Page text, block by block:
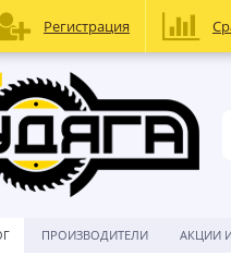
ПРОИЗВОДИТЕЛИ АКЦИИ
Регистрация